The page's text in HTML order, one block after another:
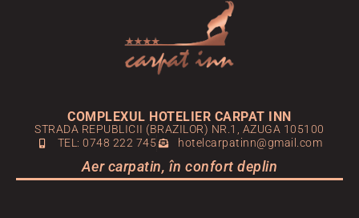
COMPLEXUL HOTELIER CARPAT INN
STRADA REPUBLICII (BRAZILOR) NR.1, AZUGA 105100
TEL: 0748 222 745
hotelcarpatinn@gmail.com
Aer carpatin, în confort deplin